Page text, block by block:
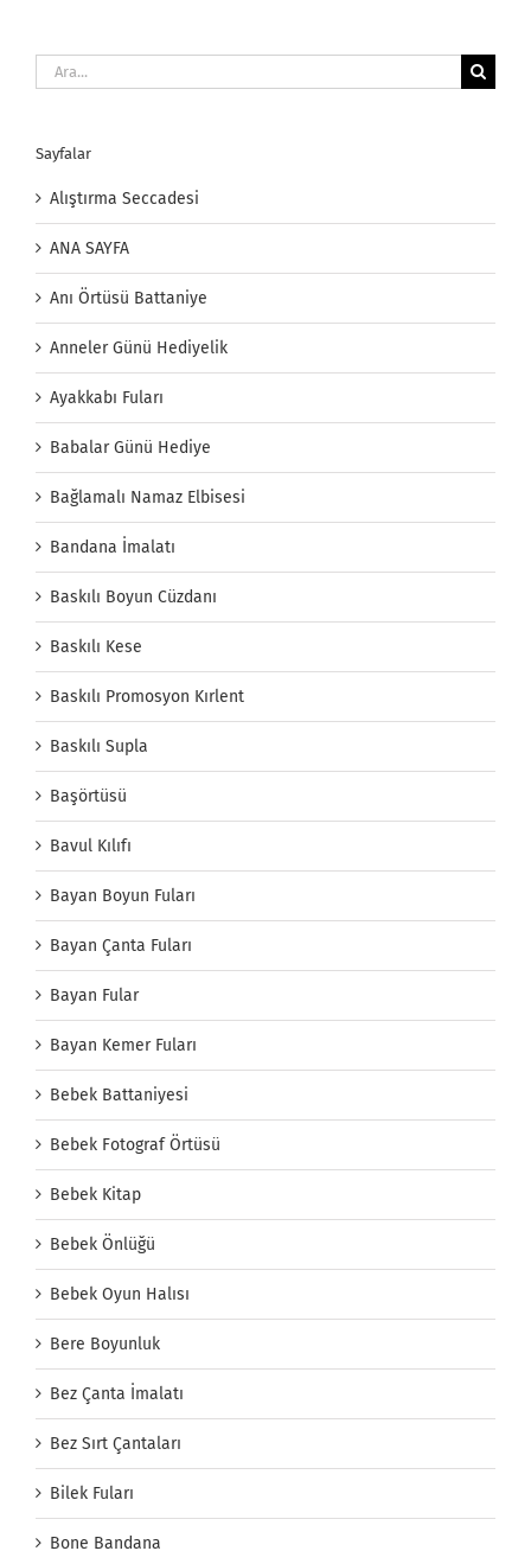
Ara:
Sayfalar
Alıştırma Seccadesi
ANA SAYFA
Anı Örtüsü Battaniye
Anneler Günü Hediyelik
Ayakkabı Fuları
Babalar Günü Hediye
Bağlamalı Namaz Elbisesi
Bandana İmalatı
Baskılı Boyun Cüzdanı
Baskılı Kese
Baskılı Promosyon Kırlent
Baskılı Supla
Başörtüsü
Bavul Kılıfı
Bayan Boyun Fuları
Bayan Çanta Fuları
Bayan Fular
Bayan Kemer Fuları
Bebek Battaniyesi
Bebek Fotograf Örtüsü
Bebek Kitap
Bebek Önlüğü
Bebek Oyun Halısı
Bere Boyunluk
Bez Çanta İmalatı
Bez Sırt Çantaları
Bilek Fuları
Bone Bandana